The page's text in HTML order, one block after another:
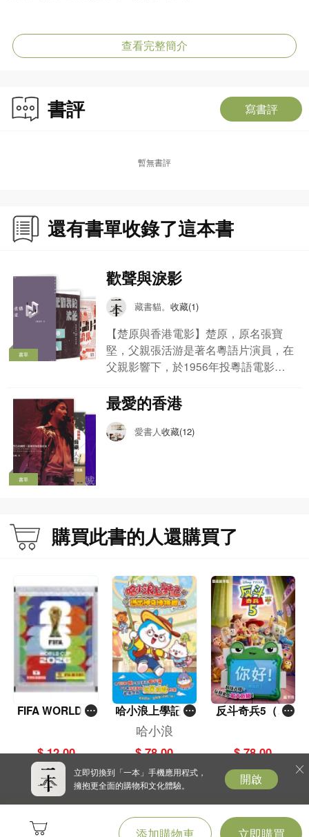
添加購物車 立即購買
寫前言及後者，為這段香港電影的光輝時刻下定義。
周蜜蜜，又名周密密，曾任電台、電視編劇、專題電影節目編導，影評人協會理
至今已出版百多本著作及編導多部兒童電視劇、電視節目，其中部分作品被選入
基金教育委員、世界華文文學聯會理事、香港電台節目顧問。
鍾文略，1925年生於廣東省新會縣。1947年來港後，從事戲院電影廣告畫繪畫工
作，工餘時自學攝影。
1958年在《新晚報》舉辦的"普魯士菲林攝影比賽"中獲得攝影獎，自此屢獲殊
影學會授予初級會士及高級會士名銜。
1963年起成為電影公司全職攝影師，並任《攝影新潮》雜誌主編。1968年起自立
門戶，從事攝影及沖印業務。1991年起退休。
退休後多次舉辦攝影展。曾出版攝影作品集包括：《從業餘到職業》、《戰後香
1999年獲攝影學會授予榮譽高級會士名銜。
查看完整簡介
書評 寫書評
暫無書評
還有書單收錄了這本書
書單
歡聲與淚影
藏書貓。 收藏(1)
【楚原與香港電影】楚原，原名張寶
堅，父親張活游是著名粵語片演員，在
父親影響下，於1956年投粵語電影
及副導。後來加入光藝製片公司，隨電
影導演、編劇秦劍學習編導，合導了首
部導演作品《血染相思谷》，在1958
客》堅持用粵語對白，結果打破香港票
房紀錄，成為粵語片經典，並掀起粵語
影，先後改編古龍的多部作品，包括
《流星蝴蝶劍》、《多情劍客無情
劍》、《三少爺的劍》等，並與導演李
翰祥、胡金銓及張徹合稱「四大帥」，
為香港武俠電影的開山鼻祖。
書單
最愛的香港
愛書人收藏(12)
購買此書的人還購買了
FIFA WORLD C
包）
$ 12.00
哈小浪上學記(1
3)——逃出神奇
博物館
哈小浪
$ 78.00
反斗奇兵5（圖
$ 78.00
立即切換到「一本」手機應用程式，
擁抱更全面的購物和文化體驗。
開啟